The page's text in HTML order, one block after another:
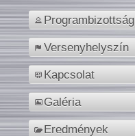
Programbizottság
Versenyhelyszín
Kapcsolat
Galéria
Eredmények